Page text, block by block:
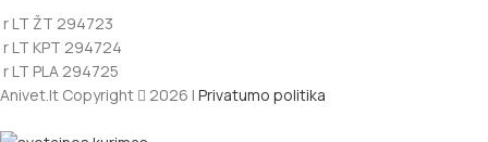
r LT ŽT 294723
r LT KPT 294724
r LT PLA 294725
Anivet.lt Copyright
2026 | Privatumo politika